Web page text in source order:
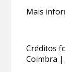
Mais
Créditos
Coimbra |